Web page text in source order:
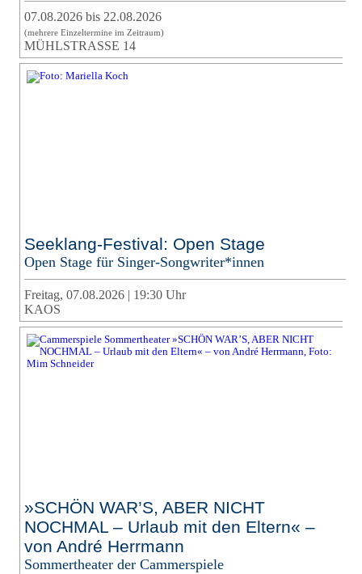
07.08.2026 bis 22.08.2026
(mehrere Einzeltermine im Zeitraum)
MÜHLSTRASSE 14
Seeklang-Festival: Open Stage
Open Stage für Singer-Songwriter*innen
Freitag, 07.08.2026 | 19:30 Uhr
KAOS
»SCHÖN WAR’S, ABER NICHT
NOCHMAL – Urlaub mit den Eltern« –
von André Herrmann
Sommertheater der Cammerspiele